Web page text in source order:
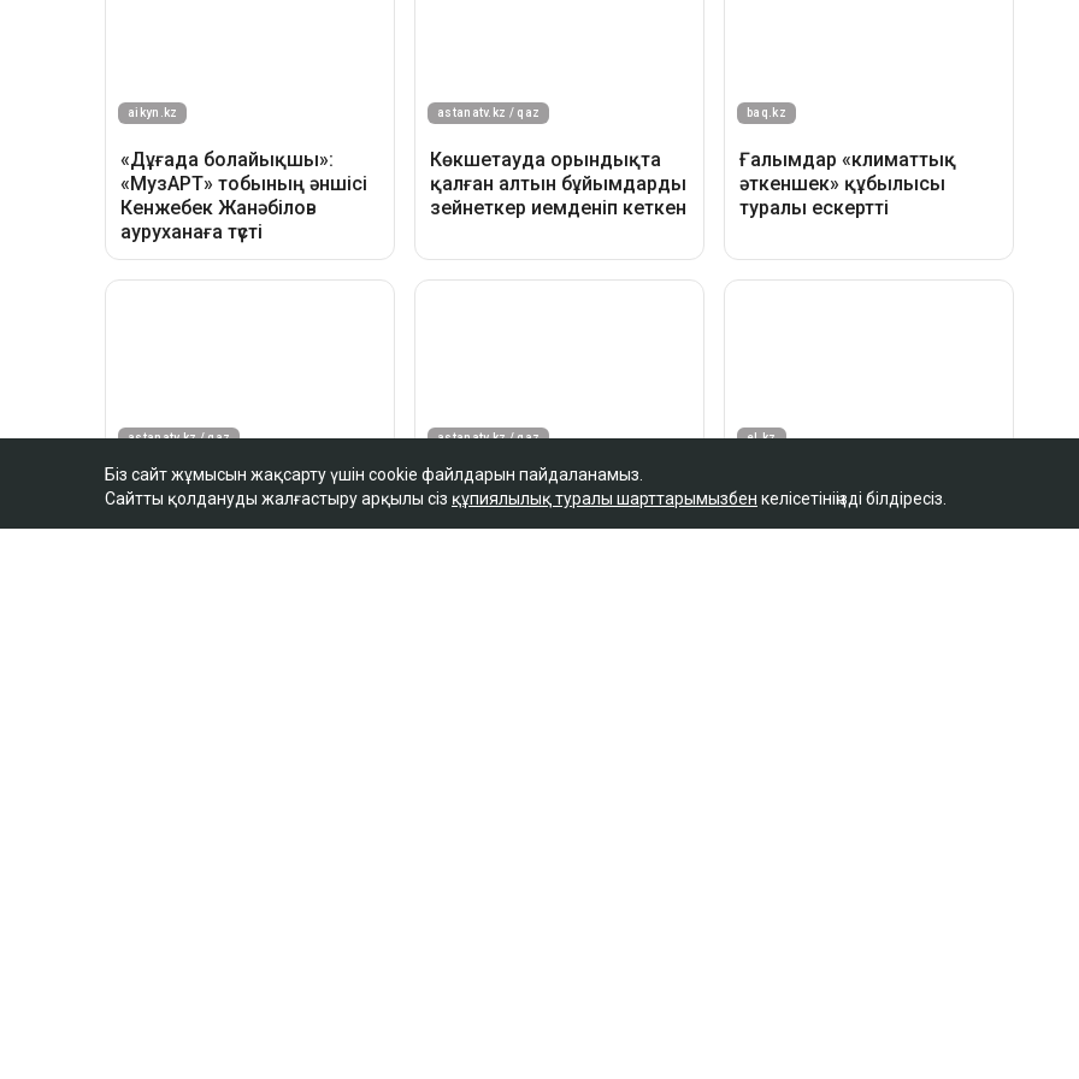
Біз сайт жұмысын жақсарту үшін cookie файлдарын пайдаланамыз.
Сайтты қолдануды жалғастыру арқылы сіз құпиялылық туралы шарттарымызбен келісетініңізді білдіресіз.